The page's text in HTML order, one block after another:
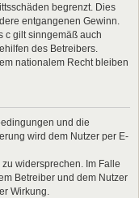
begrenzt. Dies
entgangenen Gewinn.
c gilt sinngemäß auch
des Betreibers.
nationalem Recht bleiben
und die
wird dem Nutzer per E-
widersprechen. Im Falle
Betreiber und dem Nutzer
Wirkung.